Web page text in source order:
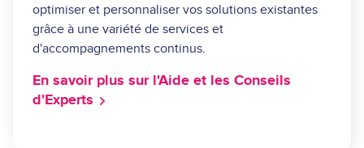
optimiser et personnaliser vos solutions existantes
grâce à une variété de services et
d'accompagnements continus.
En savoir plus sur l'Aide et les Conseils
d'Experts